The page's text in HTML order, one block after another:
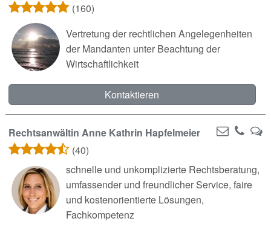
(160)
Vertretung der rechtlichen Angelegenheiten
der Mandanten unter Beachtung der
Wirtschaftlichkeit
Kontaktieren
Rechtsanwältin Anne Kathrin Hapfelmeier
(40)
schnelle und unkomplizierte Rechtsberatung,
umfassender und freundlicher Service, faire
und kostenorientierte Lösungen,
Fachkompetenz